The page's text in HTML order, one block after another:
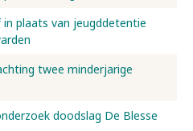
plaats van jeugddetentie
twee minderjarige
doodslag De Blesse